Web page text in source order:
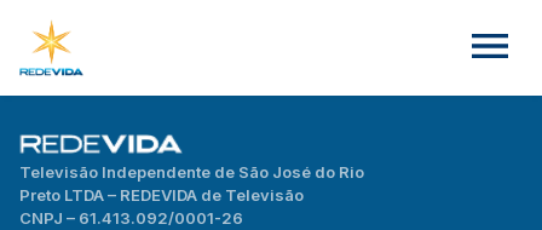
Televisão Independente de São José do Rio
Preto LTDA – REDEVIDA de Televisão
CNPJ – 61.413.092/0001-26